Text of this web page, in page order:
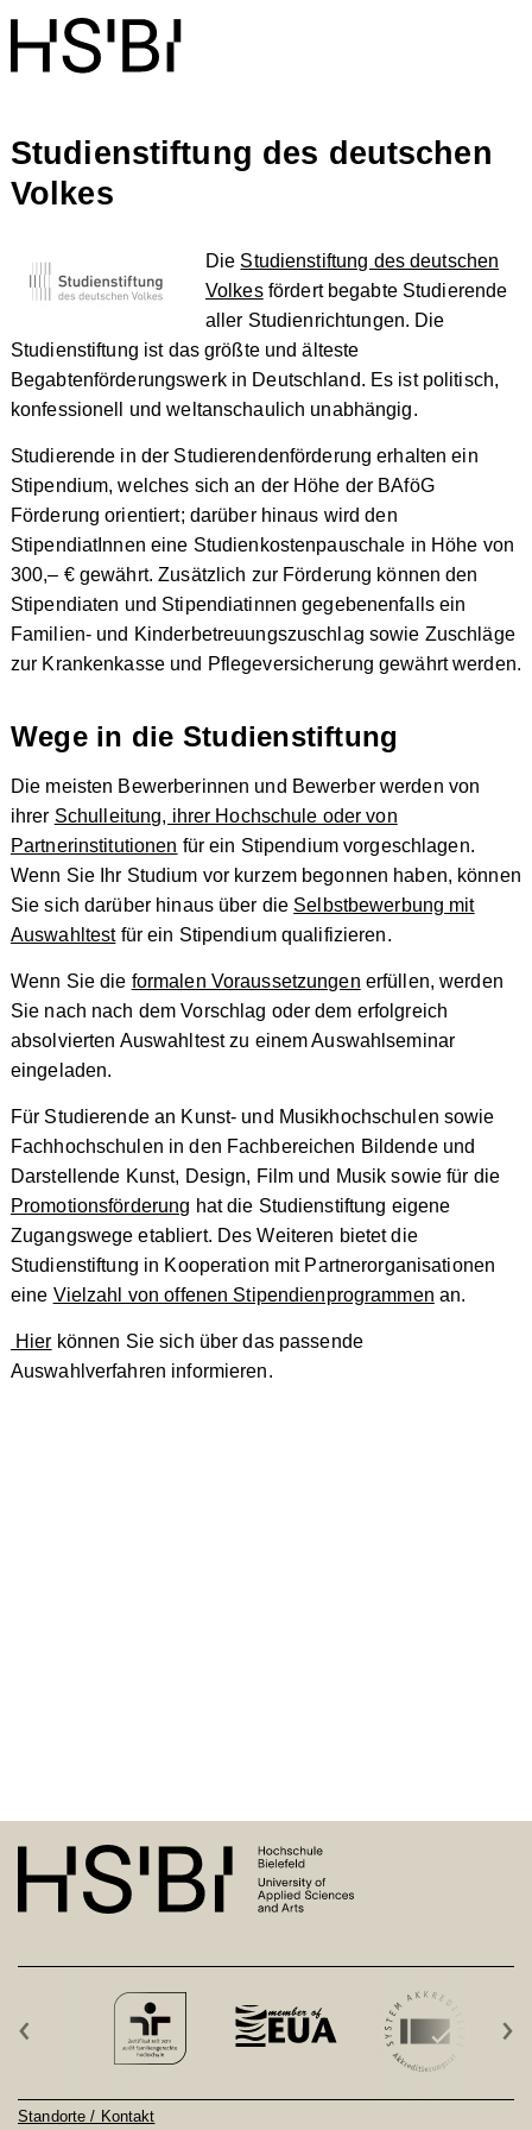
Studienstiftung des deutschen
Volkes
Die Studienstiftung des deutschen
Volkesfördert begabte Studierende
aller Studienrichtungen. Die
Studienstiftung ist das größte und älteste
Begabtenförderungswerk in Deutschland. Es ist politisch,
konfessionell und weltanschaulich unabhängig.
Studierende in der Studierendenförderung erhalten ein
Stipendium, welches sich an der Höhe der BAföG
Förderung orientiert; darüber hinaus wird den
StipendiatInnen eine Studienkostenpauschale in Höhe von
300,– € gewährt. Zusätzlich zur Förderung können den
Stipendiaten und Stipendiatinnen gegebenenfalls ein
Familien- und Kinderbetreuungszuschlag sowie Zuschläge
zur Krankenkasse und Pflegeversicherung gewährt werden.
Wege in die Studienstiftung
Die meisten Bewerberinnen und Bewerber werden von
ihrer Schulleitung, ihrer Hochschule oder von
Partnerinstitutionen für ein Stipendium vorgeschlagen.
Wenn Sie Ihr Studium vor kurzem begonnen haben, können
Sie sich darüber hinaus über die Selbstbewerbung mit
Auswahltestfür ein Stipendium qualifizieren.
Wenn Sie die formalen Voraussetzungen erfüllen, werden
Sie nach nach dem Vorschlag oder dem erfolgreich
absolvierten Auswahltest zu einem Auswahlseminar
eingeladen.
Für Studierende an Kunst- und Musikhochschulen sowie
Fachhochschulen in den Fachbereichen Bildende und
Darstellende Kunst, Design, Film und Musik sowie für die
Promotionsförderung hat die Studienstiftung eigene
Zugangswege etabliert. Des Weiteren bietet die
Studienstiftung in Kooperation mit Partnerorganisationen
eine Vielzahl von offenen Stipendienprogrammen an.
Hier können Sie sich über das passende
Auswahlverfahren informieren.
‹ ›
Standorte / Kontakt